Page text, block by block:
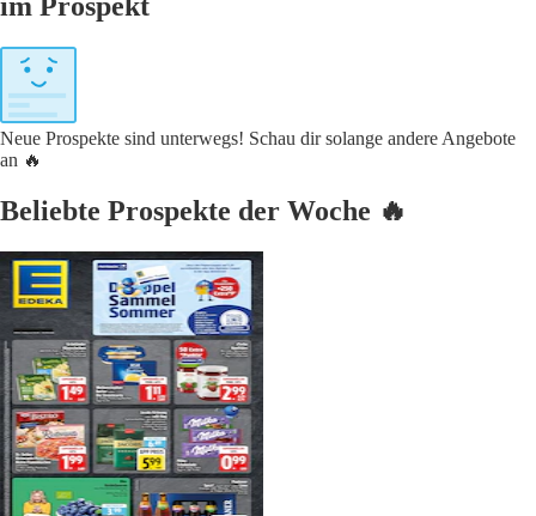
Neue Prospekte sind unterwegs! Schau dir solange andere Angebote
an 🔥
Beliebte Prospekte der Woche 🔥